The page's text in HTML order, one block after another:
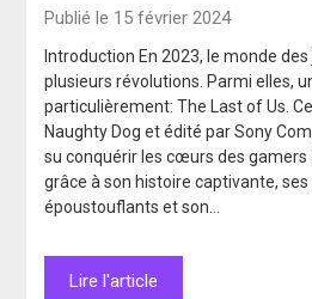
Publié le 15 février 2024
Introduction En 2023, le monde
plusieurs révolutions. Parmi elles,
particulièrement: The Last of Us.
Naughty Dog et édité par Sony
su conquérir les cœurs des gamers
grâce à son histoire captivante,
époustouflants et son…
Lire l'article